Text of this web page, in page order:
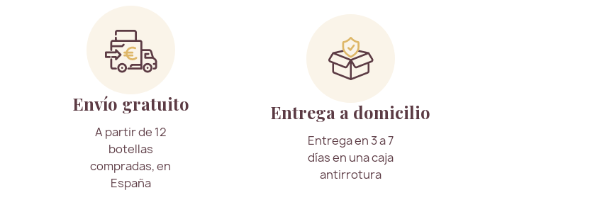
Envío gratuito
A partir de 12
botellas
compradas, en
España
Entrega a domicilio
Entrega en 3 a 7
días en una caja
antirrotura